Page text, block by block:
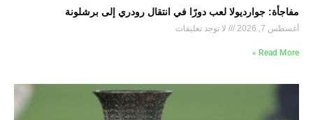
مفاجأة: جوارديولا لعب دورًا في انتقال رودري إلى برشلونة
أغسطس 7, 2026 لا توجد تعليقات
Read More »